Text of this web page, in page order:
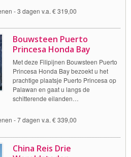
-3 dagen v.a. € 319,00
Bouwsteen Puerto
Princesa Honda Bay
Met deze Filipijnen Bouwsteen Puerto
Princesa Honda Bay bezoekt u het
prachtige plaatsje Puerto Princesa op
Palawan en gaat u langs de
schitterende eilanden…
-7 dagen v.a. € 339,00
China Reis Drie